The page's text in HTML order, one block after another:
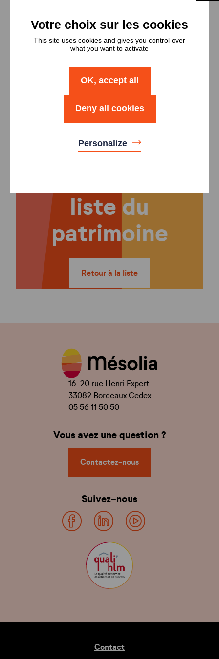
Types et
nombres de
logements
Nombre
Logement T3 2
liste du
patrimoine
Retour à la liste
16-20 rue Henri Expert
33082 Bordeaux Cedex
05 56 11 50 50
Vous avez une question ?
Contactez-nous
Suivez-nous
Contact
This site uses cookies and gives you control over
what you want to activate
OK, accept all
Deny all cookies
Personalize